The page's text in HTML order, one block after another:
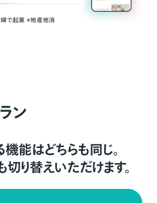
で起業 #地産地消
ン
機能はどちらも同じ。
切り替えいただけます。